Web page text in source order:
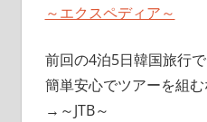
～エクスペディア～
前回の4泊5日韓国旅行
簡単安心でツアーを組
→～JTB～